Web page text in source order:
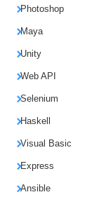
Photoshop
Maya
Unity
Web API
Selenium
Haskell
Visual Basic
Express
Ansible